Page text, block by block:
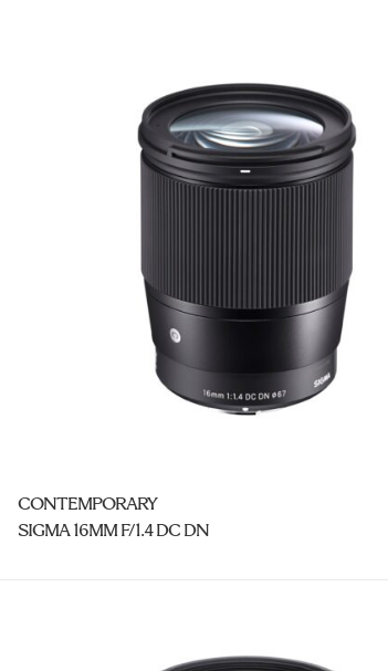
CONTEMPORARY
SIGMA 16MM F/1.4 DC DN